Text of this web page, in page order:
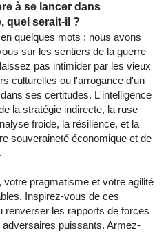
à se lancer dans
quel serait-il ?
quelques mots : nous avons
sur les sentiers de la guerre
pas intimider par les vieux
culturelles ou l'arrogance d'un
ses certitudes. L'intelligence
la stratégie indirecte, la ruse
froide, la résilience, et la
souveraineté économique et de
votre pragmatisme et votre agilité
Inspirez-vous de ces
renverser les rapports de forces
puissants. Armez-